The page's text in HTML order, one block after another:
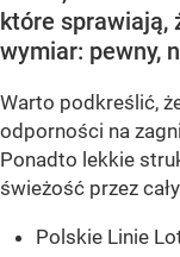
które sprawiają,
wymiar: pewny,
Warto podkreślić,
odporności na
Ponadto lekkie
świeżość przez
Polskie Linie